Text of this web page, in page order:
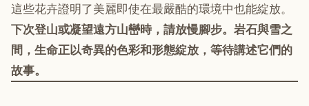
這些花卉證明了美麗即使在最嚴酷的環境中也能綻放。
下次登山或凝望遠方山巒時，請放慢腳步。岩石與雪之
間，生命正以奇異的色彩和形態綻放，等待講述它們的
故事。